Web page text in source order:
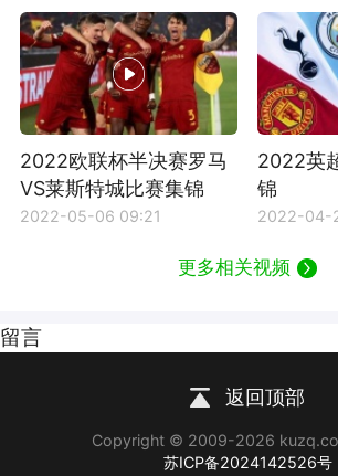
2022欧联杯半决赛罗马
VS莱斯特城比赛集锦
2022-05-06 09:21
2022英
锦
2022-04-
更多相关视频
留言
返回顶部
Copyright © 2009-2026
苏ICP备2024142526号